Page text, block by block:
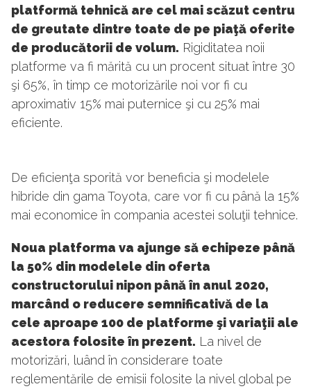
platformă tehnică are cel mai scăzut centru
de greutate dintre toate de pe piaţă oferite
de producătorii de volum. Rigiditatea noii
platforme va fi mărită cu un procent situat între 30
şi 65%, în timp ce motorizările noi vor fi cu
aproximativ 15% mai puternice şi cu 25% mai
eficiente.
De eficienţa sporită vor beneficia şi modelele
hibride din gama Toyota, care vor fi cu până la 15%
mai economice în compania acestei soluţii tehnice.
Noua platforma va ajunge să echipeze până
la 50% din modelele din oferta
constructorului nipon până în anul 2020,
marcând o reducere semnificativă de la
cele aproape 100 de platforme şi variaţii ale
acestora folosite în prezent. La nivel de
motorizări, luând în considerare toate
reglementările de emisii folosite la nivel global pe